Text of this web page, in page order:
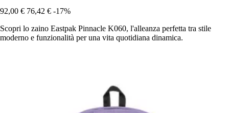
92,00 € 76,42 € -17%
Scopri lo zaino Eastpak Pinnacle K060, l'alleanza perfetta tra stile
moderno e funzionalità per una vita quotidiana dinamica.